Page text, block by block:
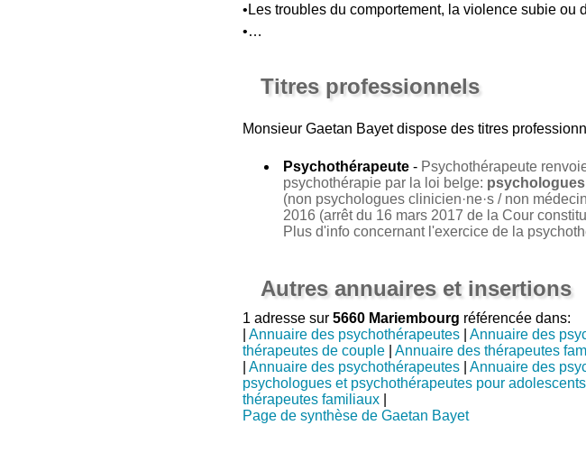
•Les troubles du comportement, la violence subie ou
•…
Titres professionnels
Monsieur Gaetan Bayetdispose des titres
Psychothérapeute- Psychothérapeute
psychothérapie par la loi belge: psychologues
(non psychologues clinicien·ne·s / non
2016 (arrêt du 16 mars 2017 de la Cour
Plus d'info concernant l'exercice de la
Autres annuaires et insertions
1 adresse sur 5660 Mariembourg référencée dans:
Annuaire des psychothérapeutes| Annuaire des
thérapeutes de couple| Annuaire des thérapeutes
Annuaire des psychothérapeutes| Annuaire des
psychologues et psychothérapeutes pour adolescents
thérapeutes familiaux|
Page de synthèse de Gaetan Bayet